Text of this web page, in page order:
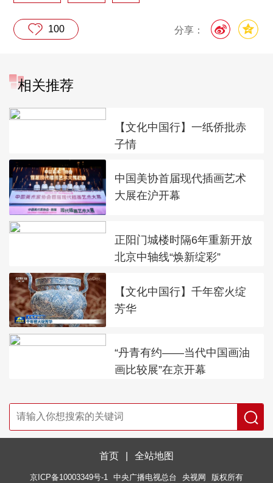
分享：
100
相关推荐
【文化中国行】一纸侨批赤
子情
中国美协首届现代插画艺术
大展在沪开幕
正阳门城楼时隔6年重新开放
北京中轴线“焕新绽彩”
【文化中国行】千年窑火绽
芳华
“丹青有约——当代中国画油
画比较展”在京开幕
首页 全站地图
京ICP备10003349号-1 中央广播电视总台 央视网 版权所有